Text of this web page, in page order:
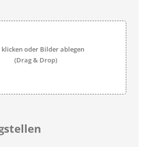
klicken oder Bilder ablegen
(Drag & Drop)